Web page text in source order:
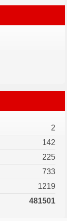
2
142
225
733
1219
481501